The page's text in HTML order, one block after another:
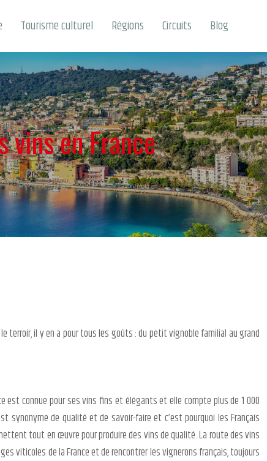
Tourisme culturel Régions Circuits Blog
vins en France
terroir, il y en a pour tous les goûts : du petit vignoble familial au grand
est connue pour ses vins fins et élégants et elle compte plus de 1 000
de qualité et de savoir-faire et c’est pourquoi les Français
tout en œuvre pour produire des vins de qualité. La route des vins
viticoles de la France et de rencontrer les vignerons français, toujours